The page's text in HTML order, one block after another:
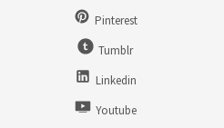
Pinterest
Tumblr
Linkedin
Youtube